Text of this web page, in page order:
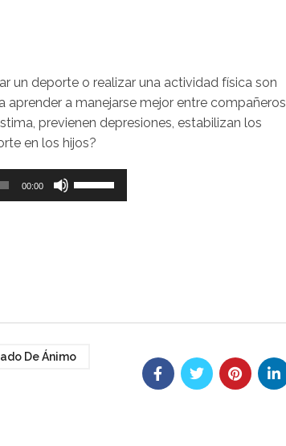
un deporte o realizar una actividad física son
a manejarse mejor entre compañeros
previenen depresiones, estabilizan los
en los hijos?
00:00
Utiliza
las
De Ánimo